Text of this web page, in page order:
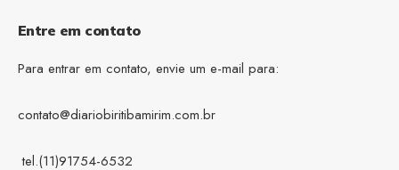
Entre em contato
Para entrar em contato, envie um e-mail para:
contato@diariobiritibamirim.com.br
tel.(11)91754-6532